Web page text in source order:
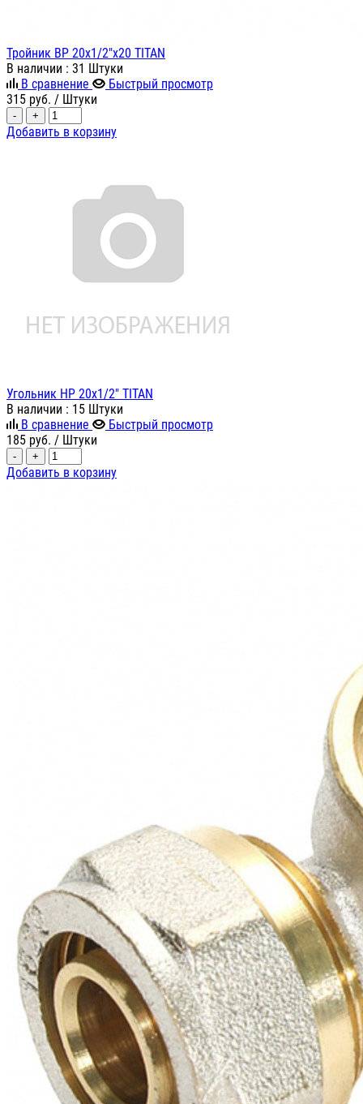
Тройник ВР 20х1/2"х20 TITAN
В наличии : 31 Штуки
В сравнение
Быстрый просмотр
315 руб. / Штуки
- +
Добавить в корзину
Угольник НР 20х1/2" TITAN
В наличии : 15 Штуки
В сравнение
Быстрый просмотр
185 руб. / Штуки
- +
Добавить в корзину